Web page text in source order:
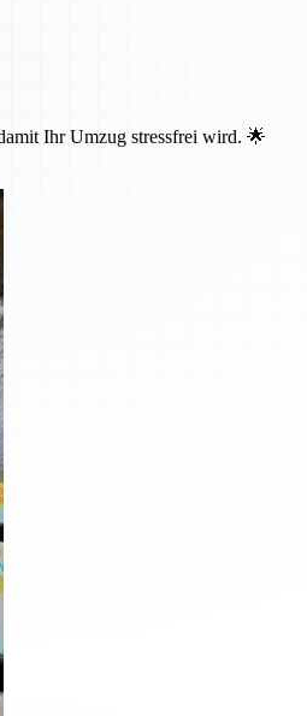
Ihr Umzug stressfrei wird. 🌟